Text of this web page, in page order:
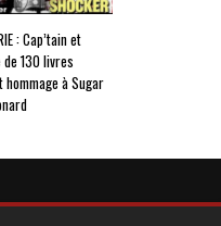
: Cap’tain et
de 130 livres
hommage à Sugar